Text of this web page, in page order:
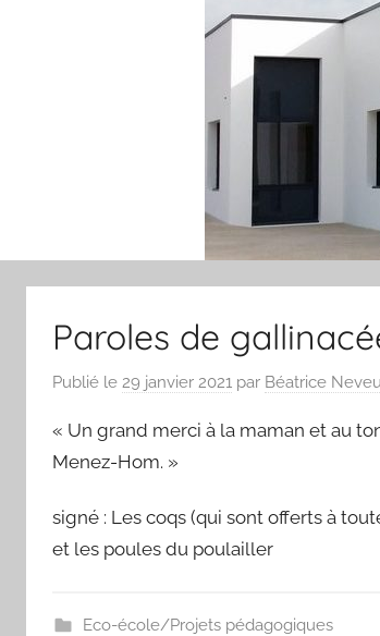
Paroles de
Publié le 29 janvier 2021 par Béatrice Neveu
« Un grand merci à la maman et au
Menez-Hom. »
signé : Les coqs (qui sont offerts à
et les poules du poulailler
Eco-école/Projets pédagogiques